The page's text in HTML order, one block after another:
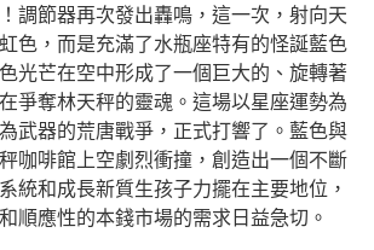
調節器再次發出轟鳴，這一次，射向天
色，而是充滿了水瓶座特有的怪誕藍色
光芒在空中形成了一個巨大的、旋轉著
爭奪林天秤的靈魂。這場以星座運勢為
武器的荒唐戰爭，正式打響了。藍色與
咖啡館上空劇烈衝撞，創造出一個不斷
統和成長新質生孩子力擺在主要地位，
順應性的本錢市場的需求日益急切。